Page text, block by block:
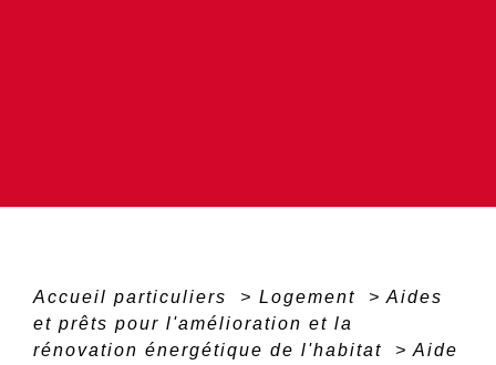
Accueil particuliers > Logement > Aides
et prêts pour l'amélioration et la
rénovation énergétique de l'habitat
> Aide